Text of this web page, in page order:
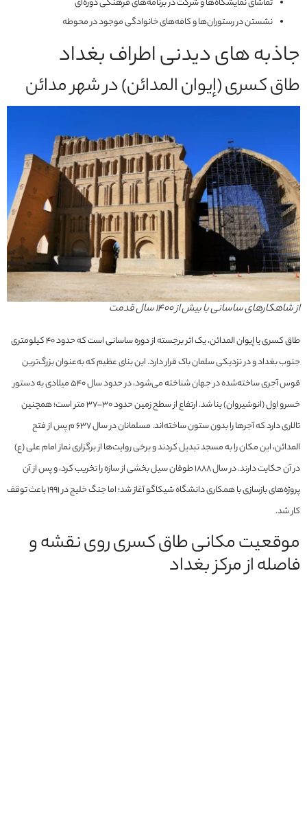
نشستن در رستوران‌ها و کافه‌های خانوادگی موجود در محوطه
جاذبه های دیدنی اطراف بغداد
طاق کسرى (إيوان المدائن) در شهر مدائن
از شاهکارهای ساسانی با بیش از ۱۴۰۰ سال قدمت
طاق کسرى یا إيوان المدائن، یک اثر برجسته از دوره ساسانی است که حدود ۴۰ کیلومتری
جنوب بغداد و در نزدیکی سلمان باک قرار دارد. این بنای عظیم که به‌عنوان بزرگ‌ترین
قوس آجری ساخته‌شده در جهان شناخته می‌شود، در حدود سال ۵۴۰ میلادی به دستور
خسرو اول (انوشیروان) بنا شد. ارتفاع از سطح زمین حدود ۳۰–۳۷ متر است؛ همچنین
تالاری دارد که آجرها را بدون ستون ساخته‌اند. مسلمانان در سال ۶۳۷ م پس از فتح
المدائن، این مکان را به مسجد تبدیل کردند و برخی روایت‌ها از برگزاری نماز امام علی (ع)
در آن حکایت دارند. در سال ۱۸۸۸ طوفان سیل بخشی از سازه را تخریب کرد، و پس از آن
پروژه‌های بازسازی با همکاری دانشگاه شیکاگو آغاز شد؛ اما جنگ خلیج در ۱۹۹۱ باعث توقف
کار شد.
موقعیت مکانی طاق کسری روی نقشه و
فاصله از مرکز بغداد